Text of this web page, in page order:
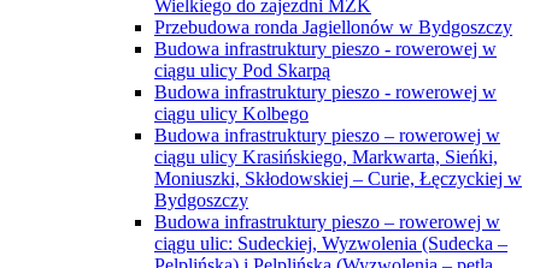
Wielkiego do zajezdni MZK
Przebudowa ronda Jagiellonów w Bydgoszczy
Budowa infrastruktury pieszo - rowerowej w
ciągu ulicy Pod Skarpą
Budowa infrastruktury pieszo - rowerowej w
ciągu ulicy Kolbego
Budowa infrastruktury pieszo – rowerowej w
ciągu ulicy Krasińskiego, Markwarta, Sieńki,
Moniuszki, Skłodowskiej – Curie, Łęczyckiej w
Bydgoszczy
Budowa infrastruktury pieszo – rowerowej w
ciągu ulic: Sudeckiej, Wyzwolenia (Sudecka –